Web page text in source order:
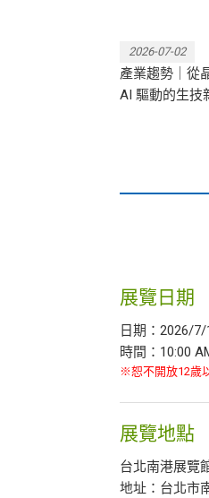
2026-07-02
產業趨勢｜從
AI 驅動的生技
展覽日期
日期：2026/
時間：10:00
※恕不開放12歲
展覽地點
台北南港展覽
地址：台北市